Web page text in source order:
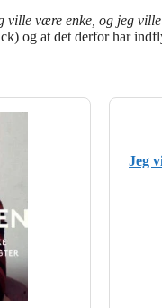
ville være enke, og jeg
og at det derfor har
Jeg